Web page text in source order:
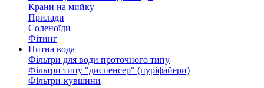
Крани на мийку
Прилади
Соленоїди
Фітинг
Питна вода
Фільтри для води проточного типу
Фільтри типу "диспенсер" (пуріфайери)
Фільтри-кувшини